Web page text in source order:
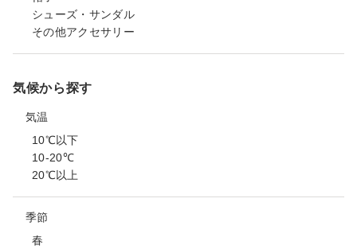
シューズ・サンダル
その他アクセサリー
気候から探す
気温
10℃以下
10-20℃
20℃以上
季節
春